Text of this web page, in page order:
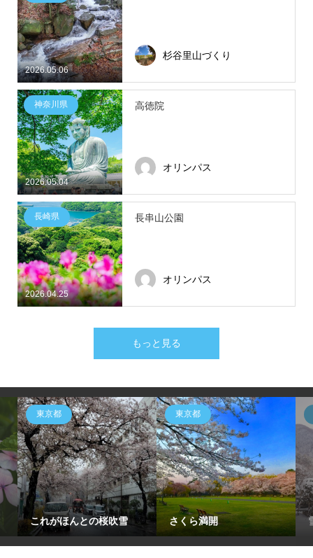
2026.05.06
杉谷里山づくり
2026.05.04
神奈川県 高徳院
オリンパス
2026.04.25
長崎県 長串山公園
オリンパス
もっと見る
東京都
これがほんとの桜吹雪
東京都
さくら満開